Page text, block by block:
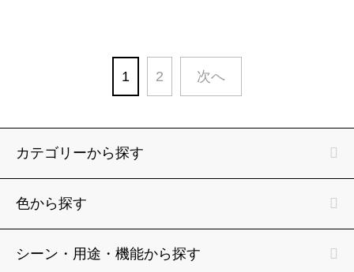
1 2 次へ
カテゴリーから探す
色から探す
シーン・用途・機能から探す